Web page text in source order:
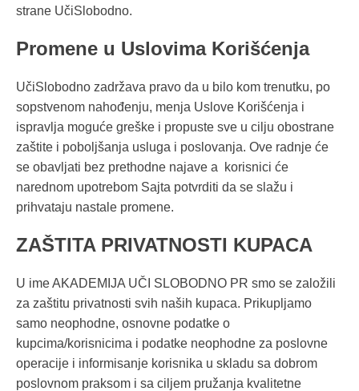
strane UčiSlobodno.
Promene u Uslovima Korišćenja
UčiSlobodno zadržava pravo da u bilo kom trenutku, po
sopstvenom nahođenju, menja Uslove Korišćenja i
ispravlja moguće greške i propuste sve u cilju obostrane
zaštite i poboljšanja usluga i poslovanja. Ove radnje će
se obavljati bez prethodne najave a korisnici će
narednom upotrebom Sajta potvrditi da se slažu i
prihvataju nastale promene.
ZAŠTITA PRIVATNOSTI KUPACA
U ime AKADEMIJA UČI SLOBODNO PR smo se založili
za zaštitu privatnosti svih naših kupaca. Prikupljamo
samo neophodne, osnovne podatke o
kupcima/korisnicima i podatke neophodne za poslovne
operacije i informisanje korisnika u skladu sa dobrom
poslovnom praksom i sa ciljem pružanja kvalitetne